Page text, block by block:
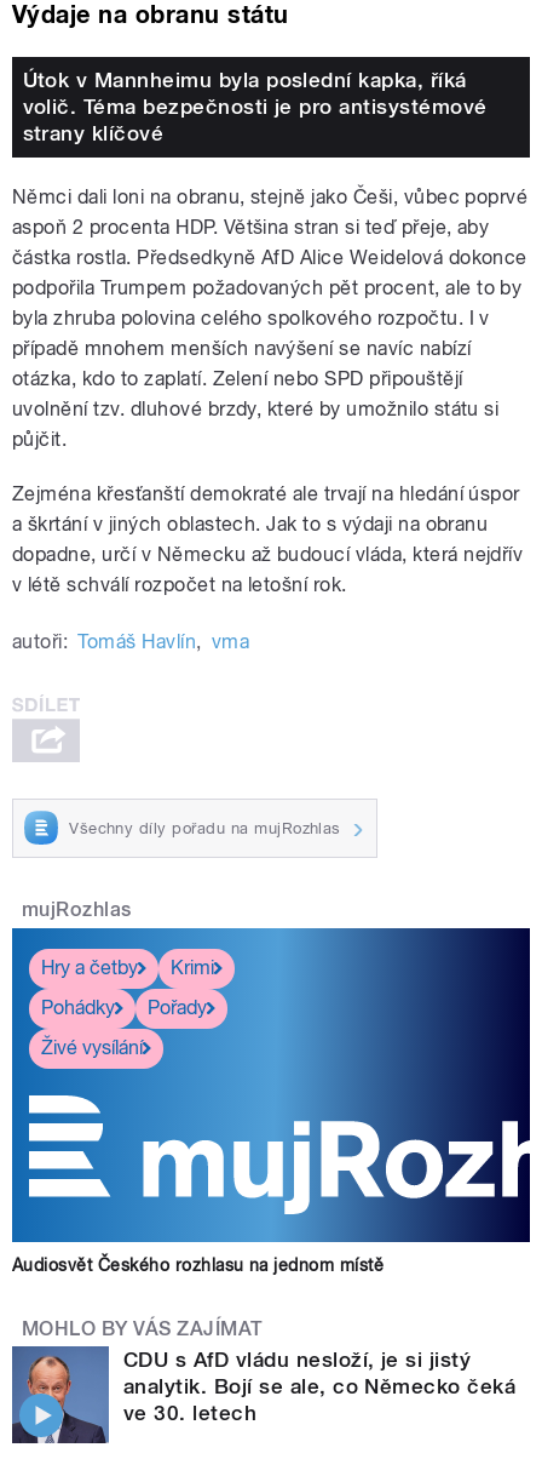
Výdaje na obranu státu
Útok v Mannheimu byla poslední kapka, říká
volič. Téma bezpečnosti je pro antisystémové
strany klíčové
Němci dali loni na obranu, stejně jako Češi, vůbec poprvé
aspoň 2 procenta HDP. Většina stran si teď přeje, aby
částka rostla. Předsedkyně AfD Alice Weidelová dokonce
podpořila Trumpem požadovaných pět procent, ale to by
byla zhruba polovina celého spolkového rozpočtu. I v
případě mnohem menších navýšení se navíc nabízí
otázka, kdo to zaplatí. Zelení nebo SPD připouštějí
uvolnění tzv. dluhové brzdy, které by umožnilo státu si
půjčit.
Zejména křesťanští demokraté ale trvají na hledání úspor
a škrtání v jiných oblastech. Jak to s výdaji na obranu
dopadne, určí v Německu až budoucí vláda, která nejdřív
v létě schválí rozpočet na letošní rok.
autoři: Tomáš Havlín, vma
Všechny díly pořadu na mujRozhlas
mujRozhlas
Hry a četby
Krimi
Pohádky
Pořady
Živé vysílání
Audiosvět Českého rozhlasu na jednom místě
MOHLO BY VÁS ZAJÍMAT
CDU s AfD vládu nesloží, je si jistý
analytik. Bojí se ale, co Německo čeká
ve 30. letech